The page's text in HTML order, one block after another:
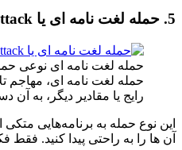
5. حمله لغت نامه ای یا Dictionary attack
حمله لغت نامه ای نوعی
حمله لغت نامه ای، مهاجم
رایج یا مقادیر دیگر، به آن
این نوع حمله به برنامه‌هایی
آن ها را به راحتی پیدا کنید.